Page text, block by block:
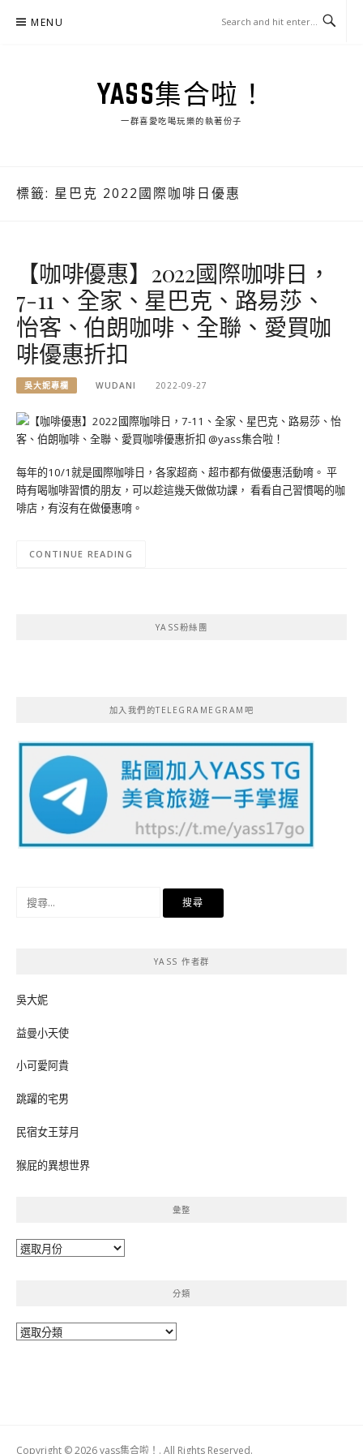
MENU
YASS集合啦！
一群喜愛吃喝玩樂的執著份子
標籤: 星巴克 2022國際咖啡日優惠
【咖啡優惠】2022國際咖啡日，
7-11、全家、星巴克、路易莎、
怡客、伯朗咖啡、全聯、愛買咖
啡優惠折扣
吳大妮專欄 WUDANI 2022-09-27
每年的10/1就是國際咖啡日，各家超商、超市都有做優惠活動唷。 平
時有喝咖啡習慣的朋友，可以趁這幾天做做功課， 看看自己習慣喝的咖
啡店，有沒有在做優惠唷。
CONTINUE READING
YASS粉絲團
加入我們的TELEGRAMEGRAM吧
YASS 作者群
吳大妮
益曼小天使
小可愛阿貴
跳躍的宅男
民宿女王芽月
猴屁的異想世界
彙整
彙
分類
分
Copyright © 2026 yass集合啦！. All Rights Reserved.